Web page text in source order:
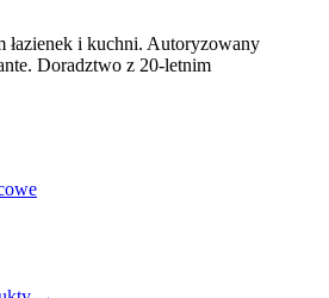
łazienek i kuchni. Autoryzowany
Doradztwo z 20-letnim